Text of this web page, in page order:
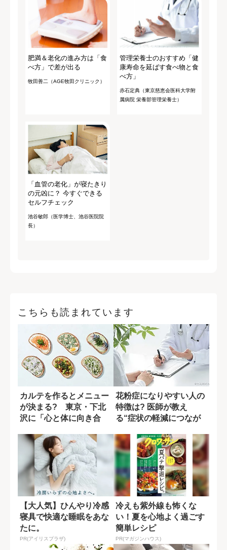
肥満＆老化の進み方は「食
べ方」で差が出る
牧田善二（AGE牧田クリニック）
管理栄養士のおすすめ「健
康寿命を延ばす食べ物と食
べ方」
赤石定典（東京慈恵会医科大学附
属病院 栄養部管理栄養士）
「血管の老化」が寝たきり
の元凶に？ 今すぐできる
セルフチェック
池谷敏郎（医学博士、池谷医院院
長）
こちらも読まれています
カルテを作るとメニュー
が決まる? 東京・下北
沢に「心と体に向き合
花粉症になりやすい人の
特徴は? 医師が教え
る“症状の軽減につなが
【大人気】ひんやり冷感
寝具で快適な睡眠をあな
たに。
PR(アイリスプラザ)
冷えも紫外線も怖くな
い！夏を心地よく過ごす
簡単レシピ
PR(マガジンハウス)